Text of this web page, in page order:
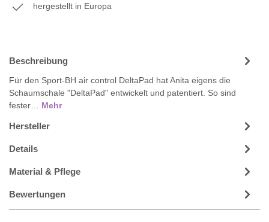
hergestellt in Europa
Beschreibung
Für den Sport-BH air control DeltaPad hat Anita eigens die
Schaumschale "DeltaPad" entwickelt und patentiert. So sind
fester… Mehr
Hersteller
Details
Material & Pflege
Bewertungen